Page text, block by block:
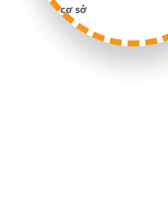
cơ sở